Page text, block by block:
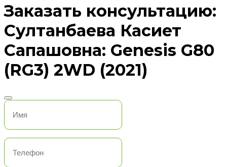
Заказать консультацию:
Султанбаева Касиет
Сапашовна: Genesis G80
(RG3) 2WD (2021)